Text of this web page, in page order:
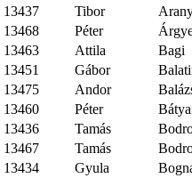
13437
Tibor
13468
Péter
13463
Attila
Bagi
13451
Gábor
13475
Andor
13460
Péter
13436
Tamás
13467
Tamás
13434
Gyula